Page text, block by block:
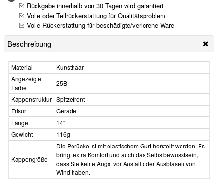
Rückgabe innerhalb von 30 Tagen wird garantiert
Volle oder Teilrückerstattung für Qualitätsproblem
Volle Rückerstattung für beschädigte/verlorene Ware
Beschreibung
Material
Kunsthaar
Angezeigte
Farbe
25B
Kappenstruktur Spitzefront
Frisur
Gerade
Länge
14"
Gewicht
116g
Kappengröße
Die Perücke ist mit elastischem Gurt herstellt worden. Es
bringt extra Komfort und auch das Selbstbewusstsein,
dass Sie keine Angst vor Ausfall oder Ausblasen von
Wind haben.